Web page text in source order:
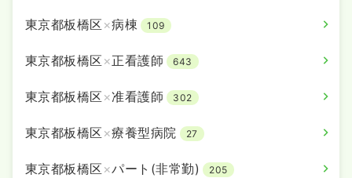
東京都板橋区 ×病棟 109
東京都板橋区 ×正看護師 643
東京都板橋区 ×准看護師 302
東京都板橋区 ×療養型病院 27
東京都板橋区 ×パート(非常勤) 205